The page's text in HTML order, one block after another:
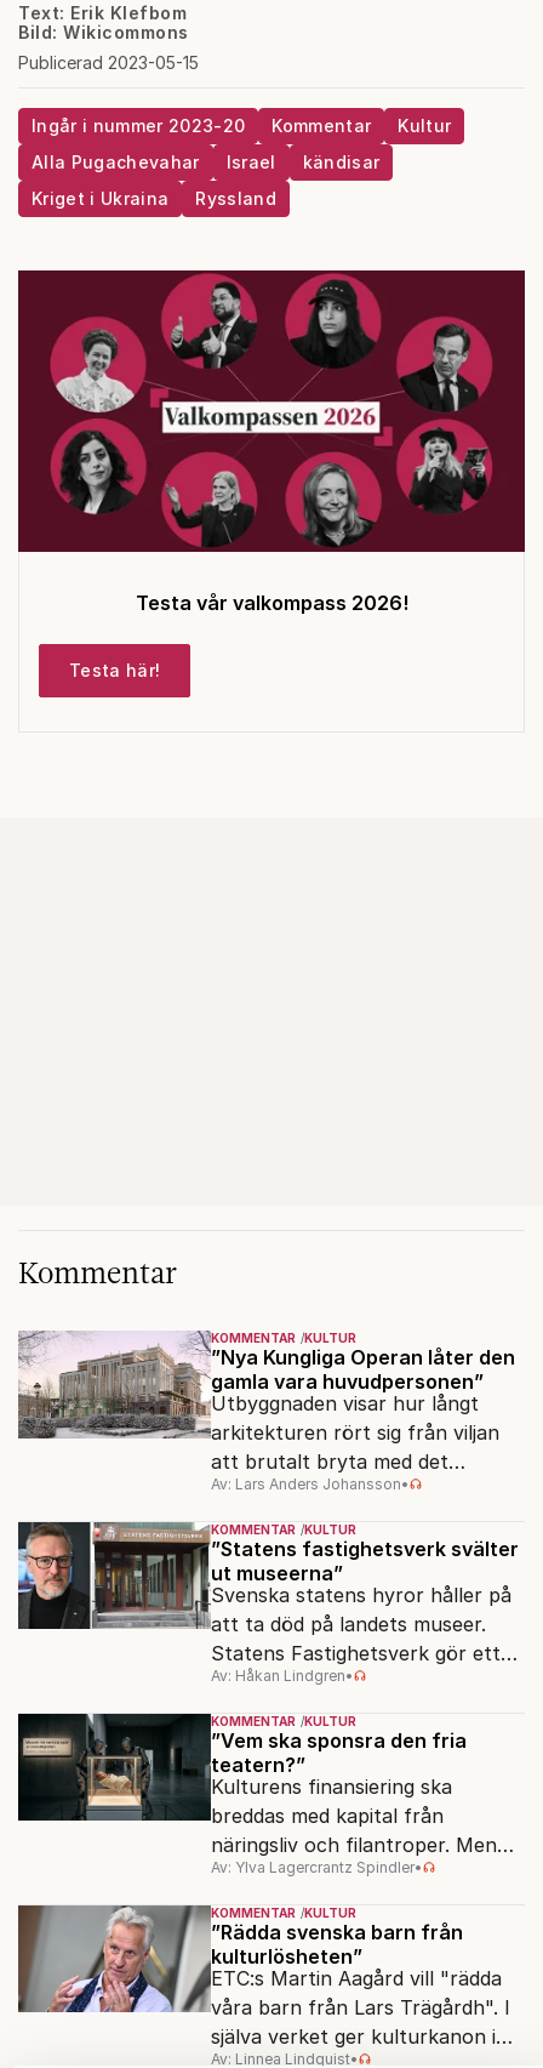
Text: Erik Klefbom
Bild: Wikicommons
Publicerad 2023-05-15
Ingår i nummer 2023-20 Kommentar
Kultur
Alla Pugachevahar
Israel
kändisar
Kriget i Ukraina
Ryssland
Testa vår valkompass 2026!
Testa här!
Kommentar
KOMMENTAR KULTUR
”Nya Kungliga Operan låter den
gamla vara huvudpersonen”
Utbyggnaden visar hur långt
arkitekturen rört sig från viljan
att brutalt bryta med det
förflutna. Men varför är man så
rädd för detaljer?
Av: Lars Anders Johansson•
KOMMENTAR KULTUR
”Statens fastighetsverk svälter
ut museerna”
Svenska statens hyror håller på
att ta död på landets museer.
Statens Fastighetsverk gör ett
överskott på 800 miljoner kronor
samtidigt som samlingarna hotas.
Av: Håkan Lindgren•
KOMMENTAR KULTUR
”Vem ska sponsra den fria
teatern?”
Kulturens finansiering ska
breddas med kapital från
näringsliv och filantroper. Men
frågan är, vilken kultur?
Av: Ylva Lagercrantz Spindler•
KOMMENTAR KULTUR
”Rädda svenska barn från
kulturlösheten”
ETC:s Martin Aagård vill "rädda
våra barn från Lars Trägårdh". I
själva verket ger kulturkanon i
Av: Linnea Lindquist•